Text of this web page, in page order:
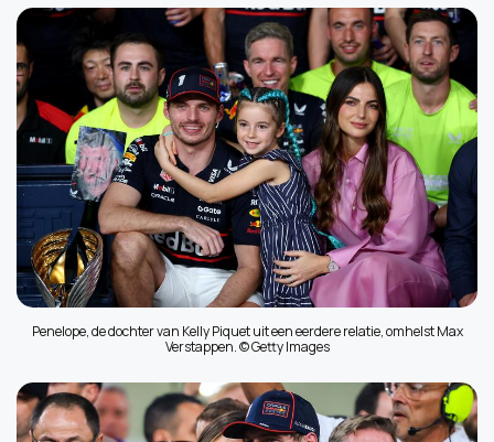
Penelope, de dochter van Kelly Piquet uit een eerdere relatie, omhelst Max
Verstappen. © Getty Images